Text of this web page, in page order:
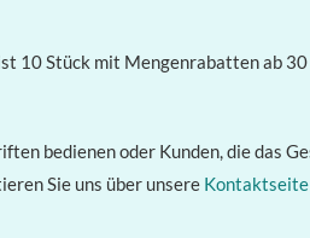
Stück mit Mengenrabatten ab 30
bedienen oder Kunden, die das
Sie uns über unsere Kontaktseite